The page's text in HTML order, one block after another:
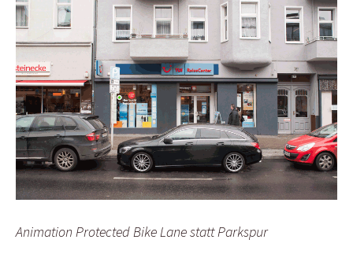
Animation Protected Bike Lane statt Parkspur